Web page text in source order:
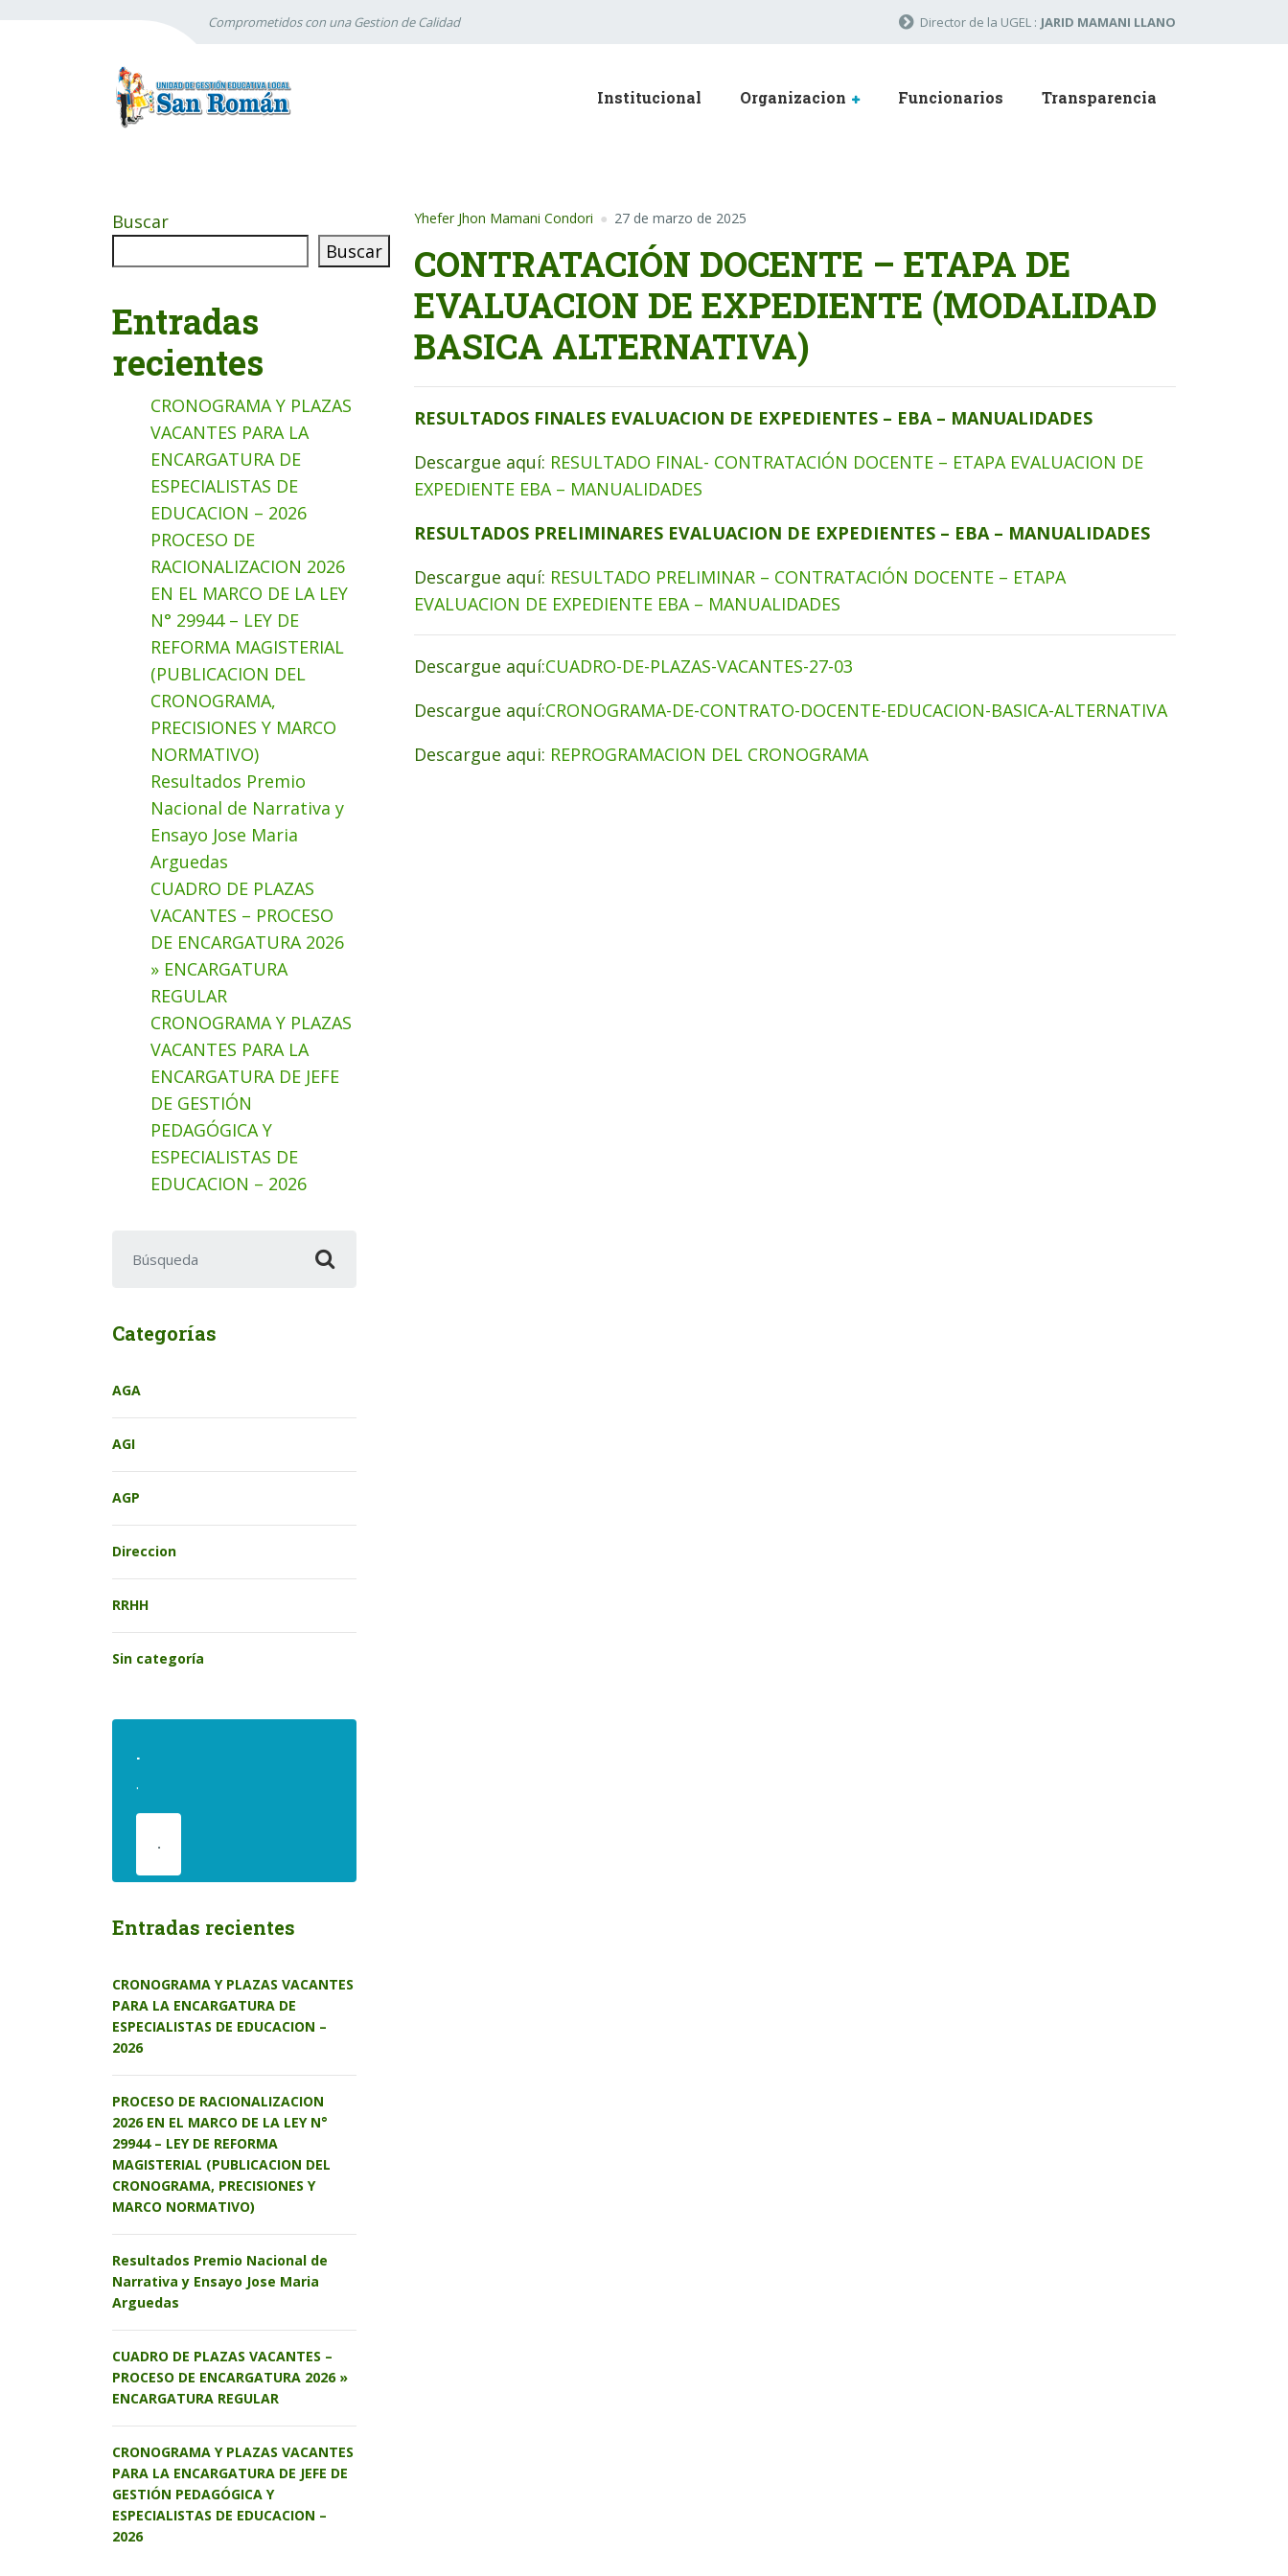
Comprometidos con una Gestion de Calidad Director de la UGEL : JARID MAMANI LLANO
Institucional Organizacion Funcionarios Transparencia
Yhefer Jhon Mamani Condori 27 de marzo de 2025
CONTRATACIÓN DOCENTE – ETAPA DE
EVALUACION DE EXPEDIENTE (MODALIDAD
BASICA ALTERNATIVA)
RESULTADOS FINALES EVALUACION DE EXPEDIENTES – EBA – MANUALIDADES
Descargue aquí: RESULTADO FINAL- CONTRATACIÓN DOCENTE – ETAPA EVALUACION DE
EXPEDIENTE EBA – MANUALIDADES
RESULTADOS PRELIMINARES EVALUACION DE EXPEDIENTES – EBA – MANUALIDADES
Descargue aquí: RESULTADO PRELIMINAR – CONTRATACIÓN DOCENTE – ETAPA
EVALUACION DE EXPEDIENTE EBA – MANUALIDADES
Descargue aquí:CUADRO-DE-PLAZAS-VACANTES-27-03
Descargue aquí:CRONOGRAMA-DE-CONTRATO-DOCENTE-EDUCACION-BASICA-ALTERNATIVA
Descargue aqui: REPROGRAMACION DEL CRONOGRAMA
Buscar
Buscar
Entradas
recientes
CRONOGRAMA Y PLAZAS
VACANTES PARA LA
ENCARGATURA DE
ESPECIALISTAS DE
EDUCACION – 2026
PROCESO DE
RACIONALIZACION 2026
EN EL MARCO DE LA LEY
N° 29944 – LEY DE
REFORMA MAGISTERIAL
(PUBLICACION DEL
CRONOGRAMA,
PRECISIONES Y MARCO
NORMATIVO)
Resultados Premio
Nacional de Narrativa y
Ensayo Jose Maria
Arguedas
CUADRO DE PLAZAS
VACANTES – PROCESO
DE ENCARGATURA 2026
» ENCARGATURA
REGULAR
CRONOGRAMA Y PLAZAS
VACANTES PARA LA
ENCARGATURA DE JEFE
DE GESTIÓN
PEDAGÓGICA Y
ESPECIALISTAS DE
EDUCACION – 2026
Categorías
AGA
AGI
AGP
Direccion
RRHH
Sin categoría
.
.
.
Entradas recientes
CRONOGRAMA Y PLAZAS VACANTES
PARA LA ENCARGATURA DE
ESPECIALISTAS DE EDUCACION –
2026
PROCESO DE RACIONALIZACION
2026 EN EL MARCO DE LA LEY N°
29944 – LEY DE REFORMA
MAGISTERIAL (PUBLICACION DEL
CRONOGRAMA, PRECISIONES Y
MARCO NORMATIVO)
Resultados Premio Nacional de
Narrativa y Ensayo Jose Maria
Arguedas
CUADRO DE PLAZAS VACANTES –
PROCESO DE ENCARGATURA 2026 »
ENCARGATURA REGULAR
CRONOGRAMA Y PLAZAS VACANTES
PARA LA ENCARGATURA DE JEFE DE
GESTIÓN PEDAGÓGICA Y
ESPECIALISTAS DE EDUCACION –
2026